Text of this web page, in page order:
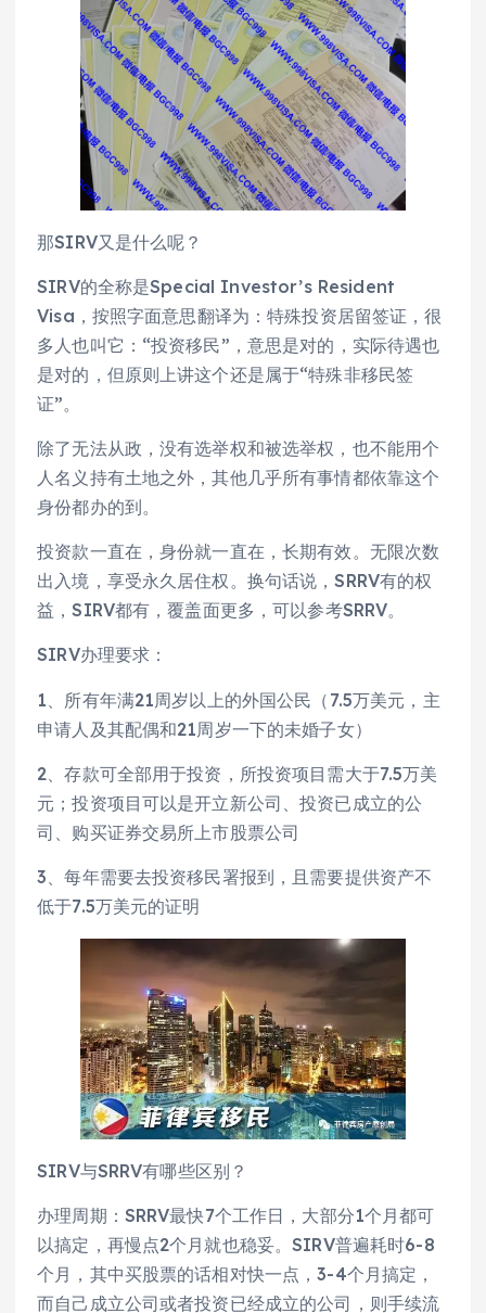
那SIRV又是什么呢？
SIRV的全称是Special Investor’s Resident
Visa，按照字面意思翻译为：特殊投资居留签证，很
多人也叫它：“投资移民”，意思是对的，实际待遇也
是对的，但原则上讲这个还是属于“特殊非移民签
证”。
除了无法从政，没有选举权和被选举权，也不能用个
人名义持有土地之外，其他几乎所有事情都依靠这个
身份都办的到。
投资款一直在，身份就一直在，长期有效。无限次数
出入境，享受永久居住权。换句话说，SRRV有的权
益，SIRV都有，覆盖面更多，可以参考SRRV。
SIRV办理要求：
1、所有年满21周岁以上的外国公民（7.5万美元，主
申请人及其配偶和21周岁一下的未婚子女）
2、存款可全部用于投资，所投资项目需大于7.5万美
元；投资项目可以是开立新公司、投资已成立的公
司、购买证券交易所上市股票公司
3、每年需要去投资移民署报到，且需要提供资产不
低于7.5万美元的证明
SIRV与SRRV有哪些区别？
办理周期：SRRV最快7个工作日，大部分1个月都可
以搞定，再慢点2个月就也稳妥。SIRV普遍耗时6-8
个月，其中买股票的话相对快一点，3-4个月搞定，
而自己成立公司或者投资已经成立的公司，则手续流